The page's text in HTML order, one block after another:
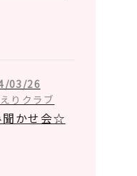
03/26
りクラブ
聞かせ会☆